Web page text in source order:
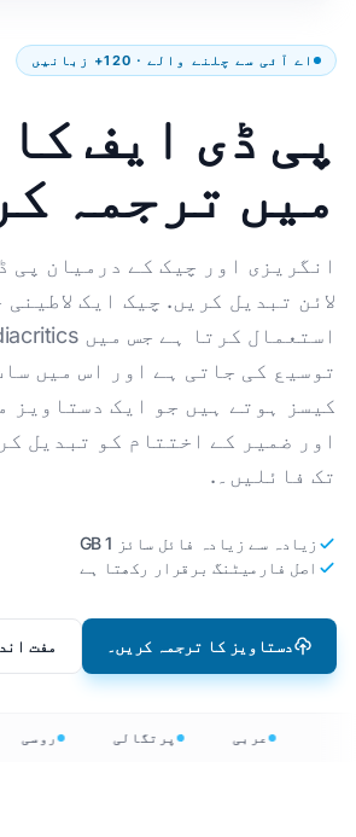
اے آئی سے چلنے والے · 120+ زبانیں
پی ڈی ایف
میں ترجمہ
انگریزی اور چیک کے درمیان پی
لائن تبدیل کریں. چیک ایک
توسیع کی جاتی ہے اور اس میں
کیسز ہوتے ہیں جو ایک دستاویز
تک فائلیں۔.
زیادہ سے زیادہ فائل سائز 1 GB
اصل فارمیٹنگ برقرار رکھتا ہے
دستاویز کا ترجمہ کریں۔ مفت
عربی پرتگالی روسی